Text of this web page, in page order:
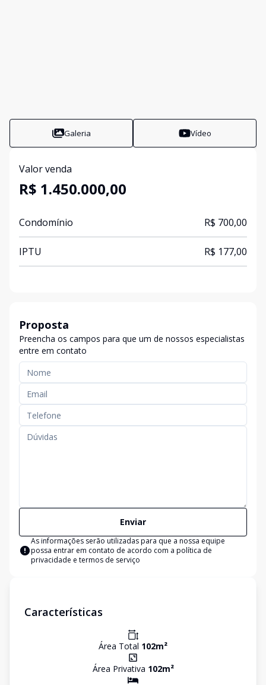
Galeria Vídeo
Valor venda
R$ 1.450.000,00
Condomínio R$ 700,00
IPTU R$ 177,00
Proposta
Preencha os campos para que um de nossos especialistas
entre em contato
Enviar
As informações serão utilizadas para que a nossa equipe
possa entrar em contato de acordo com a política de
privacidade e termos de serviço
Características
Área Total 102m²
Área Privativa 102m²